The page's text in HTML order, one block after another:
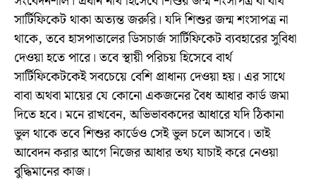
সার্টিফিকেট থাকা অত্যন্ত জরুরি। যদি শিশুর জন্ম শংসাপত্র না
থাকে, তবে হাসপাতালের ডিসচার্জ সার্টিফিকেট ব্যবহারের সুবিধা
দেওয়া হতে পারে। তবে স্থায়ী পরিচয় হিসেবে বার্থ
সার্টিফিকেটকেই সবচেয়ে বেশি প্রাধান্য দেওয়া হয়। এর সাথে
বাবা অথবা মায়ের যে কোনো একজনের বৈধ আধার কার্ড জমা
দিতে হবে। মনে রাখবেন, অভিভাবকদের আধারে যদি ঠিকানা
ভুল থাকে তবে শিশুর কার্ডেও সেই ভুল চলে আসবে। তাই
আবেদন করার আগে নিজের আধার তথ্য যাচাই করে নেওয়া
বুদ্ধিমানের কাজ।